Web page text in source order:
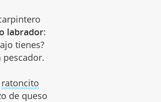
labrador:
tienes?
pescador.
ratoncito
de queso